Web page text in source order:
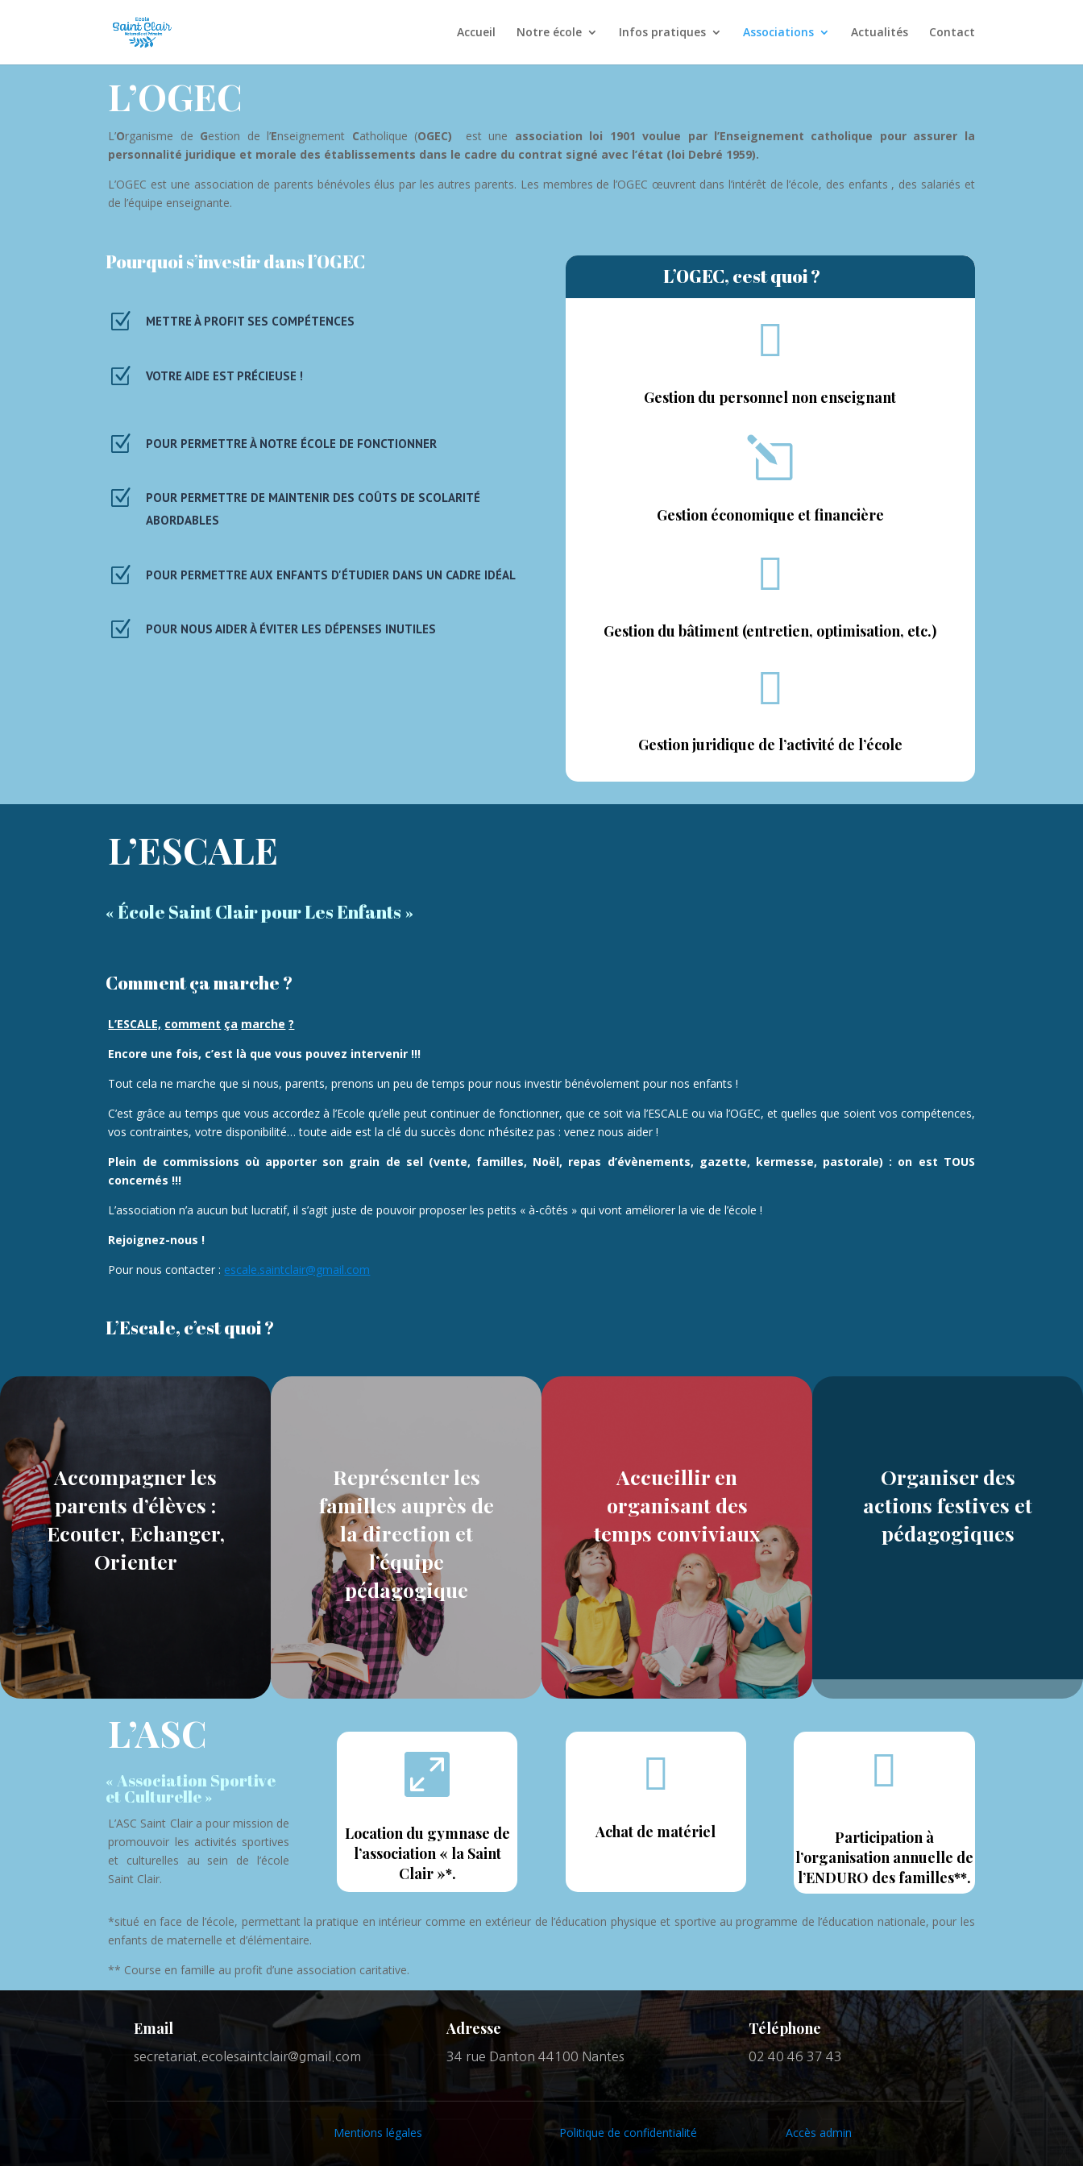
Accueil Notre école Infos pratiques Associations Actualités Contact
L’OGEC
L’Organisme de Gestion de l’Enseignement Catholique (OGEC) est une association loi 1901 voulue par l’Enseignement catholique pour assurer la
personnalité juridique et morale des établissements dans le cadre du contrat signé avec l’état (loi Debré 1959).
L’OGEC est une association de parents bénévoles élus par les autres parents. Les membres de l’OGEC œuvrent dans l’intérêt de l’école, des enfants , des salariés et
de l’équipe enseignante.
Pourquoi s’investir dans l’OGEC
Z METTRE À PROFIT SES COMPÉTENCES
Z VOTRE AIDE EST PRÉCIEUSE !
Z POUR PERMETTRE À NOTRE ÉCOLE DE FONCTIONNER
Z
POUR PERMETTRE DE MAINTENIR DES COÛTS DE SCOLARITÉ
ABORDABLES
Z POUR PERMETTRE AUX ENFANTS D'ÉTUDIER DANS UN CADRE IDÉAL
Z POUR NOUS AIDER À ÉVITER LES DÉPENSES INUTILES
L’OGEC, cest quoi ?

Gestion du personnel non enseignant
l
Gestion économique et financière

Gestion du bâtiment (entretien, optimisation, etc.)

Gestion juridique de l’activité de l’école
L’ESCALE
« École Saint Clair pour Les Enfants »
Comment ça marche ?
L’ESCALE, comment ça marche ?
Encore une fois, c’est là que vous pouvez intervenir !!!
Tout cela ne marche que si nous, parents, prenons un peu de temps pour nous investir bénévolement pour nos enfants !
C’est grâce au temps que vous accordez à l’Ecole qu’elle peut continuer de fonctionner, que ce soit via l’ESCALE ou via l’OGEC, et quelles que soient vos compétences,
vos contraintes, votre disponibilité… toute aide est la clé du succès donc n’hésitez pas : venez nous aider !
Plein de commissions où apporter son grain de sel (vente, familles, Noël, repas d’évènements, gazette, kermesse, pastorale) : on est TOUS
concernés !!!
L’association n’a aucun but lucratif, il s’agit juste de pouvoir proposer les petits « à-côtés » qui vont améliorer la vie de l’école !
Rejoignez-nous !
Pour nous contacter : escale.saintclair@gmail.com
L’Escale, c’est quoi ?
Accompagner les
parents d’élèves :
Ecouter, Echanger,
Orienter
Représenter les
familles auprès de
la direction et
l’équipe
pédagogique
Accueillir en
organisant des
temps conviviaux
Organiser des
actions festives et
pédagogiques
L’ASC
« Association Sportive
et Culturelle »
L’ASC Saint Clair a pour mission de
promouvoir les activités sportives
et culturelles au sein de l’école
Saint Clair.

Location du gymnase de
l’association « la Saint
Clair »*.

Achat de matériel

Participation à
l’organisation annuelle de
l’ENDURO des familles**.
*situé en face de l’école, permettant la pratique en intérieur comme en extérieur de l’éducation physique et sportive au programme de l’éducation nationale, pour les
enfants de maternelle et d’élémentaire.
** Course en famille au profit d’une association caritative.
Email
secretariat.ecolesaintclair@gmail.com
Adresse
34 rue Danton 44100 Nantes
Téléphone
02 40 46 37 43
Mentions légales Politique de confidentialité Accès admin